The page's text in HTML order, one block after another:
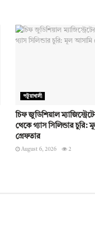
পটুয়াখালী
চিফ জুডিশিয়াল
থেকে গ্যাস সিলিন্ডার চুরি:
গ্রেফতার
August 6, 2026 2